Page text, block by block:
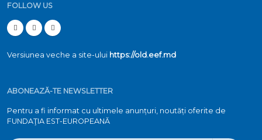
FOLLOW US
Versiunea veche a site-ului https://old.eef.md
ABONEAZĂ-TE NEWSLETTER
Pentru a fi informat cu ultimele anunțuri, noutăți oferite de
FUNDAŢIA EST-EUROPEANĂ